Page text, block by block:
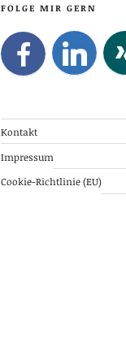
FOLGE MIR GERN
Kontakt
Impressum
Cookie-Richtlinie (EU)